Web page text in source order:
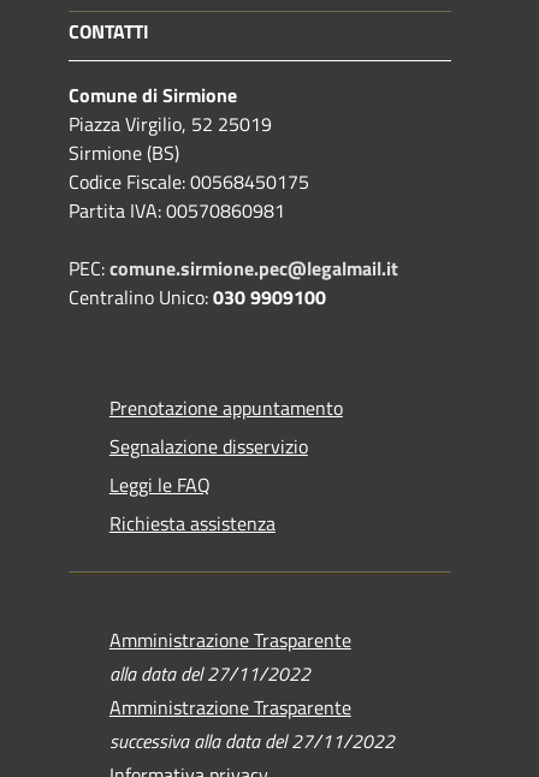
CONTATTI
Comune di Sirmione
Piazza Virgilio, 52 25019
Sirmione (BS)
Codice Fiscale: 00568450175
Partita IVA: 00570860981
PEC:comune.sirmione.pec@legalmail.it
Centralino Unico:030 9909100
Prenotazione appuntamento
Segnalazione disservizio
Leggi le FAQ
Richiesta assistenza
Amministrazione Trasparente
alla data del 27/11/2022
Amministrazione Trasparente
successiva alla data del 27/11/2022